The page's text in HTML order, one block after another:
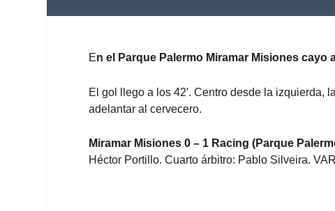
En el Parque Palermo Miramar Misiones cayo
El gol llego a los 42′. Centro desde la izquierda,
adelantar al cervecero.
Miramar Misiones 0 – 1 Racing (Parque
Héctor Portillo. Cuarto árbitro: Pablo Silveira.